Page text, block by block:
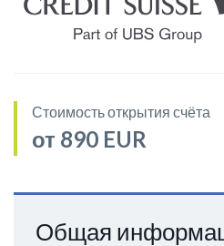
Стоимость открытия счёта
от 890 EUR
Общая